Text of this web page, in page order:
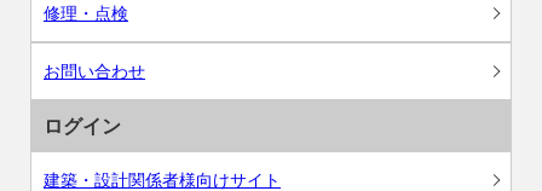
修理・点検
お問い合わせ
ログイン
建築・設計関係者様向けサイト